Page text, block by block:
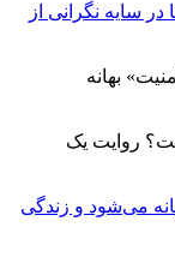
سایه نگرانی از
روایت یک
می‌شود و زندگی